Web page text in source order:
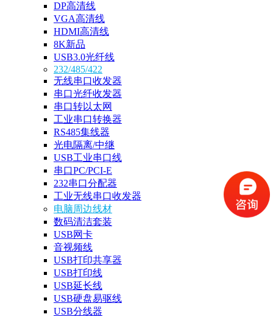
DP高清线
VGA高清线
HDMI高清线
8K新品
USB3.0光纤线
232/485/422
无线串口收发器
串口光纤收发器
串口转以太网
工业串口转换器
RS485集线器
光电隔离/中继
USB工业串口线
串口PC/PCI-E
232串口分配器
工业无线串口收发器
电脑周边线材
数码清洁套装
USB网卡
音视频线
USB打印共享器
USB打印线
USB延长线
USB硬盘易驱线
USB分线器